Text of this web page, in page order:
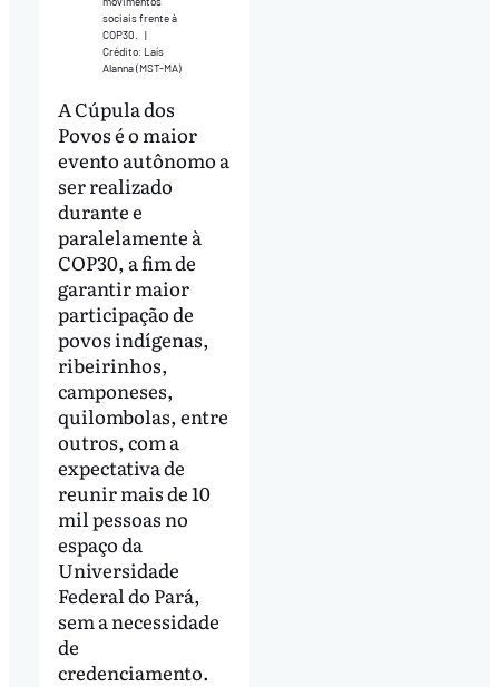
sociais frente à
COP30.
|
Crédito: Laís
Alanna (MST-MA)
A Cúpula dos
Povos é o maior
evento autônomo a
ser realizado
durante e
paralelamente à
COP30, a fim de
garantir maior
participação de
povos indígenas,
ribeirinhos,
camponeses,
quilombolas, entre
outros, com a
expectativa de
reunir mais de 10
mil pessoas no
espaço da
Universidade
Federal do Pará,
sem a necessidade
de
credenciamento.